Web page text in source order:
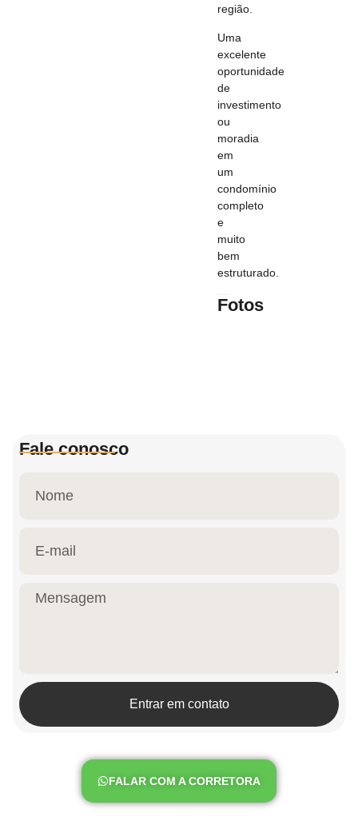
região.
Uma
excelente
oportunidade
de
investimento
ou
moradia
em
um
condomínio
completo
e
muito
bem
estruturado.
Fotos
Fale conosco
Entrar em contato
FALAR COM A CORRETORA